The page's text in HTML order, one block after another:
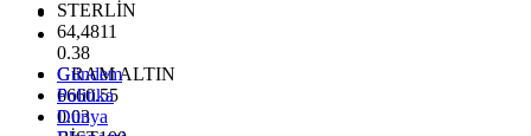
STERLİN
64,4811
0.38
GRAM ALTIN
6660.55
0.03
Gündem
Politika
Dünya